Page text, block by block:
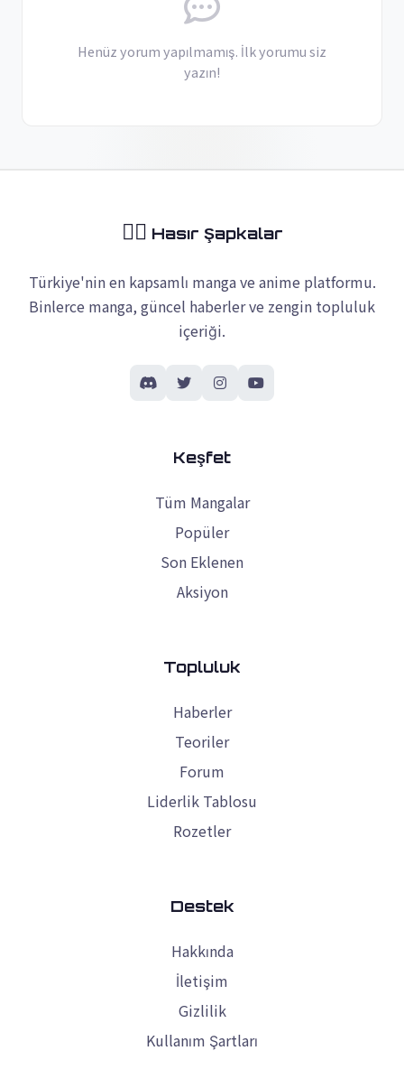
Henüz yorum yapılmamış. İlk yorumu siz
yazın!
🏴‍☠️ Hasır Şapkalar
Türkiye'nin en kapsamlı manga ve anime platformu.
Binlerce manga, güncel haberler ve zengin topluluk
içeriği.
Keşfet
Tüm Mangalar
Popüler
Son Eklenen
Aksiyon
Topluluk
Haberler
Teoriler
Forum
Liderlik Tablosu
Rozetler
Destek
Hakkında
İletişim
Gizlilik
Kullanım Şartları